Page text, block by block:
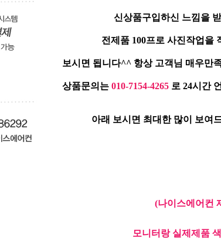
신상품구입하신 느낌을
전제품 100프로 사진작업을
보시면 됩니다^^ 항상 고객님 매우만
상품문의는 010-7154-4265로 24시간
아래 보시면 최대한 많이 보여
(나이스에어컨
모니터랑 실제제품